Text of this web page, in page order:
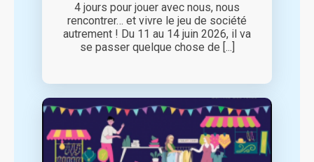
4 jours pour jouer avec nous, nous
rencontrer… et vivre le jeu de société
autrement ! Du 11 au 14 juin 2026, il va
se passer quelque chose de [...]